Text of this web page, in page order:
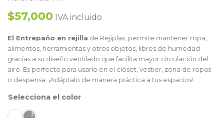
$57,000 IVA incluido
El Entrepaño en rejilla de Rejiplas, permite mantener ropa,
alimentos, herramientas y otros objetos, libres de humedad
gracias a su diseño ventilado que facilita mayor circulación del
aire. Es perfecto para usarlo en el clóset, vestier, zona de ropas
o despensa. ¡Adáptalo de manera práctica a tus espacios!.
color